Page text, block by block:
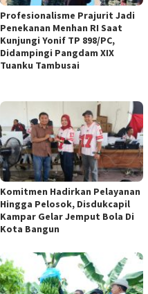
Profesionalisme Prajurit Jadi
Penekanan Menhan RI Saat
Kunjungi Yonif TP 898/PC,
Didampingi Pangdam XIX
Tuanku Tambusai
Komitmen Hadirkan Pelayanan
Hingga Pelosok, Disdukcapil
Kampar Gelar Jemput Bola Di
Kota Bangun